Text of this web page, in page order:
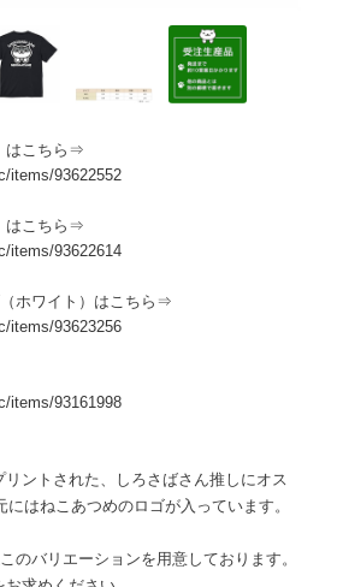
はこちら⇒
items/93622552
はこちら⇒
items/93622614
ホワイト）はこちら⇒
items/93623256
items/93161998
ントされた、しろさばさん推しにオス
はねこあつめのロゴが入っています。
のバリエーションを用意しております。